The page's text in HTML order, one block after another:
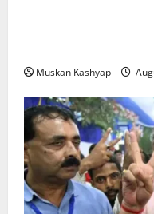
Muskan Kashyap